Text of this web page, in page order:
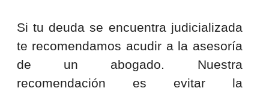
Si tu deuda se encuentra judicializada
te recomendamos acudir a la asesoría
de un abogado. Nuestra
recomendación es evitar la